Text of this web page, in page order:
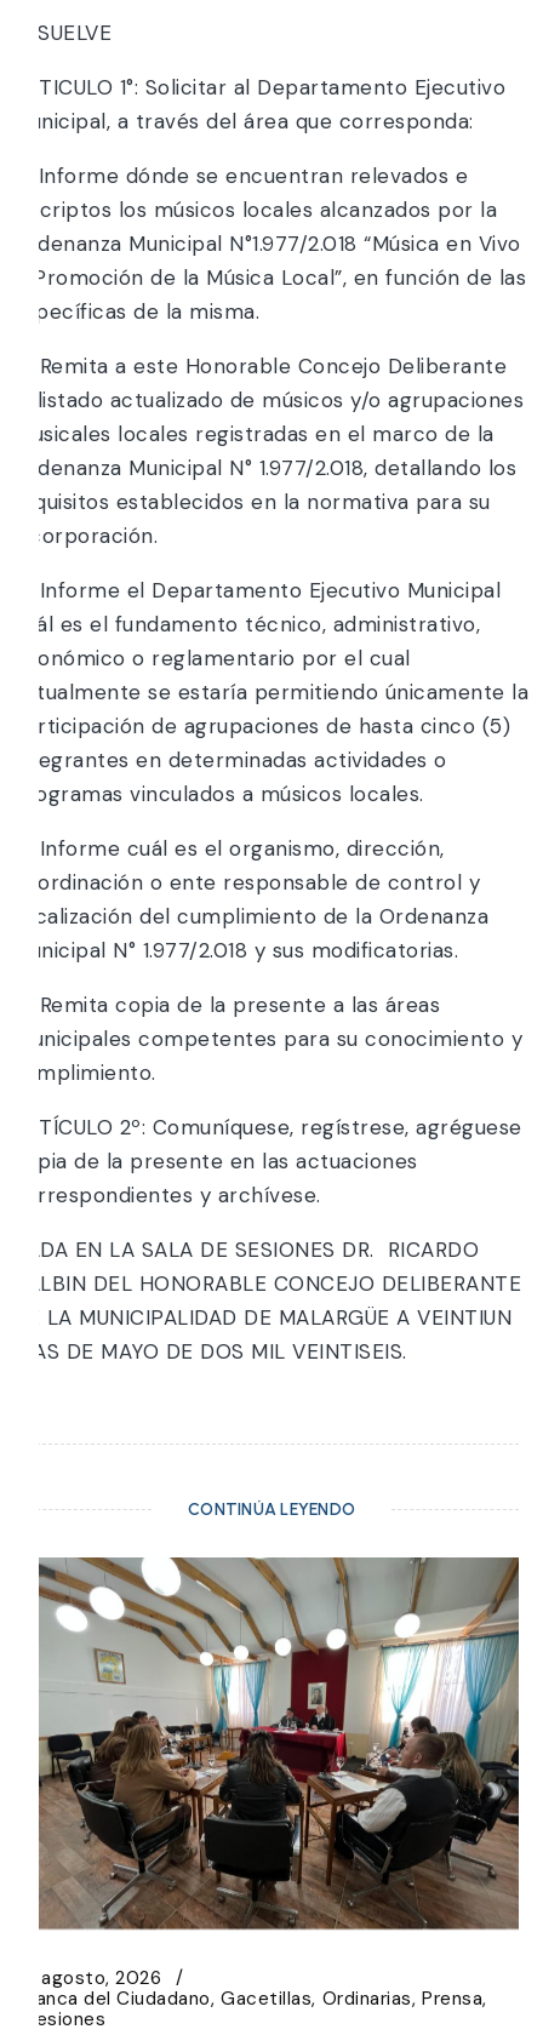
RESUELVE
ARTICULO 1°: Solicitar al Departamento Ejecutivo
Municipal, a través del área que corresponda:
a) Informe dónde se encuentran relevados e
inscriptos los músicos locales alcanzados por la
Ordenanza Municipal N°1.977/2.018 “Música en Vivo
– Promoción de la Música Local”, en función de las
específicas de la misma.
b) Remita a este Honorable Concejo Deliberante
el listado actualizado de músicos y/o agrupaciones
musicales locales registradas en el marco de la
Ordenanza Municipal N° 1.977/2.018, detallando los
requisitos establecidos en la normativa para su
incorporación.
c) Informe el Departamento Ejecutivo Municipal
cuál es el fundamento técnico, administrativo,
económico o reglamentario por el cual
actualmente se estaría permitiendo únicamente la
participación de agrupaciones de hasta cinco (5)
integrantes en determinadas actividades o
programas vinculados a músicos locales.
d) Informe cuál es el organismo, dirección,
coordinación o ente responsable de control y
fiscalización del cumplimiento de la Ordenanza
Municipal N° 1.977/2.018 y sus modificatorias.
e) Remita copia de la presente a las áreas
municipales competentes para su conocimiento y
cumplimiento.
ARTÍCULO 2º: Comuníquese, regístrese, agréguese
copia de la presente en las actuaciones
correspondientes y archívese.
DADA EN LA SALA DE SESIONES DR. RICARDO
BALBIN DEL HONORABLE CONCEJO DELIBERANTE
DE LA MUNICIPALIDAD DE MALARGÜE A VEINTIUN
DÍAS DE MAYO DE DOS MIL VEINTISEIS.
CONTINÚA LEYENDO
6 agosto, 2026
Banca del Ciudadano Gacetillas Ordinarias Prensa
Sesiones